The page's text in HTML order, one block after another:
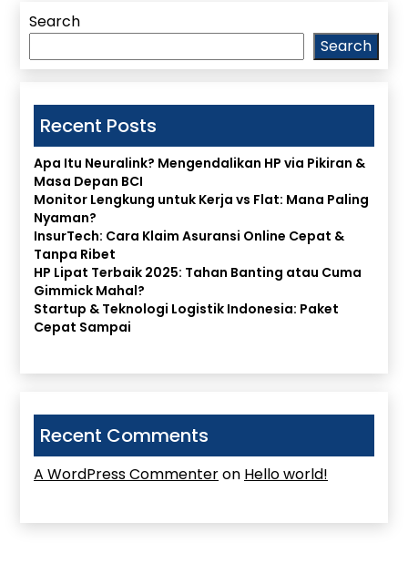
Search
Search
Recent Posts
Apa Itu Neuralink? Mengendalikan HP via Pikiran &
Masa Depan BCI
Monitor Lengkung untuk Kerja vs Flat: Mana Paling
Nyaman?
InsurTech: Cara Klaim Asuransi Online Cepat &
Tanpa Ribet
HP Lipat Terbaik 2025: Tahan Banting atau Cuma
Gimmick Mahal?
Startup & Teknologi Logistik Indonesia: Paket
Cepat Sampai
Recent Comments
A WordPress Commenteron Hello world!